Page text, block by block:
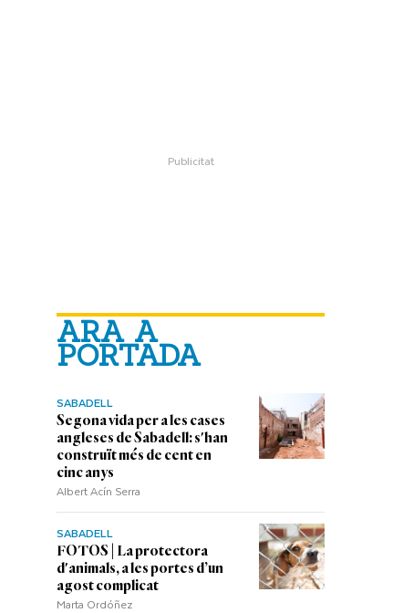
ARA A
PORTADA
SABADELL
Segona vida per a les cases
angleses de Sabadell: s'han
construït més de cent en
cinc anys
Albert Acín Serra
SABADELL
FOTOS | La protectora
d'animals, a les portes d’un
agost complicat
Marta Ordóñez